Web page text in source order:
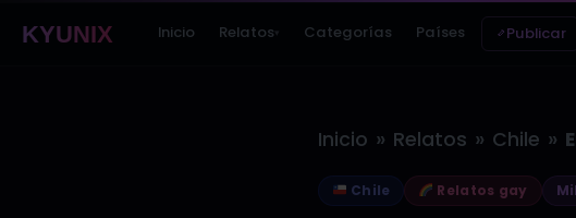
KYUNIX Inicio Relatos▾ Categorías Países Publicar
Inicio » Relatos » Chile »
Chile Relatos gay